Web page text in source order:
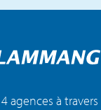
agences à travers